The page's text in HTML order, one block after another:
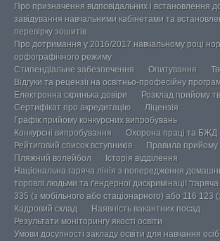
Про призначення відповідальних і встановлення
завідування навчальними кабінетами та
перевірку зошитів
Про дотримання у 2016/2017 навчальному році
орфографічного режиму
Стипендіальне забезпечення
Опитування
Відгуки та рецензії на освітньо-професійну
Електронна скринька довіри
Розклад прийому
Сертифікат про акредитацію
Ліцензія
Графік прийому конкурсних випробувань
Конкурсні випробування
Охорона праці та БЖД
Рейтиговий список вступників
Правила прийому
Пляжний волейбол
Історія відділення
Національна гаряча лінія з попередження
торгівлі людьми та ґендерної дискримінації
335 (з мобільного або стаціонарного) або 116 123
Кадровий склад
Наявність вакантних посад
Результати моніторингу якості освіти
Умови досупності закладу освіти для навчання